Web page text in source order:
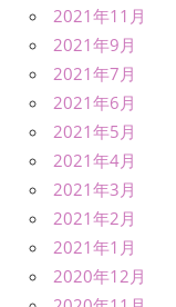
2021年11月
2021年9月
2021年7月
2021年6月
2021年5月
2021年4月
2021年3月
2021年2月
2021年1月
2020年12月